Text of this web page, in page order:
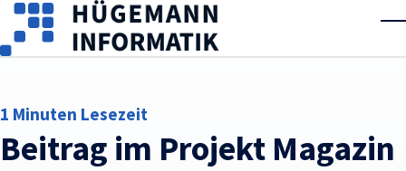
Skip to main content
1 Minuten Lesezeit
Beitrag im Projekt Magazin